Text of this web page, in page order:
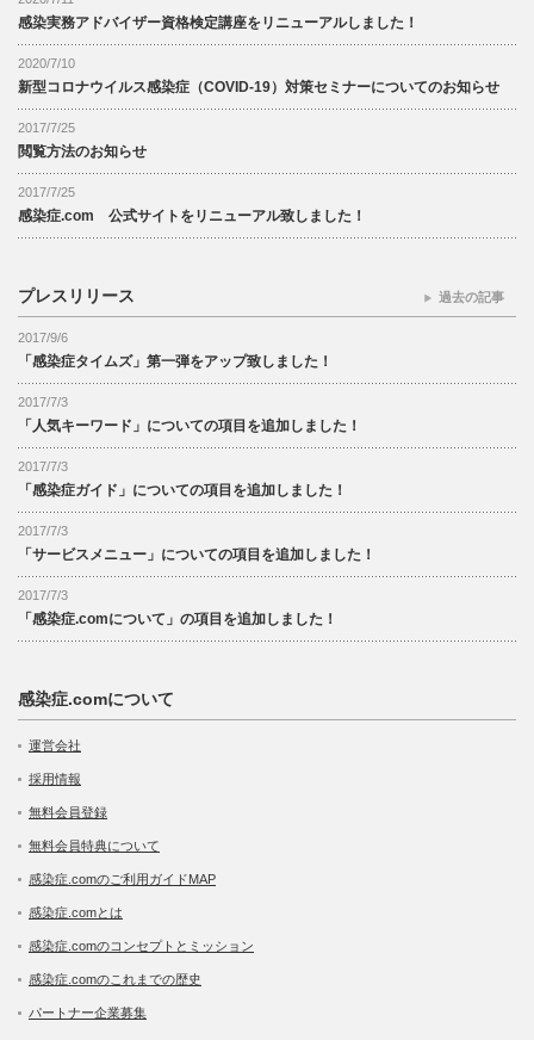
感染実務アドバイザー資格検定講座をリニューアルしました！
2020/7/10
新型コロナウイルス感染症（COVID-19）対策セミナーについてのお知らせ
2017/7/25
閲覧方法のお知らせ
2017/7/25
感染症.com 公式サイトをリニューアル致しました！
プレスリリース
2017/9/6
「感染症タイムズ」第一弾をアップ致しました！
2017/7/3
「人気キーワード」についての項目を追加しました！
2017/7/3
「感染症ガイド」についての項目を追加しました！
2017/7/3
「サービスメニュー」についての項目を追加しました！
2017/7/3
「感染症.comについて」の項目を追加しました！
過去の記事
感染症.comについて
運営会社
採用情報
無料会員登録
無料会員特典について
感染症.comのご利用ガイドMAP
感染症.comとは
感染症.comのコンセプトとミッション
感染症.comのこれまでの歴史
パートナー企業募集